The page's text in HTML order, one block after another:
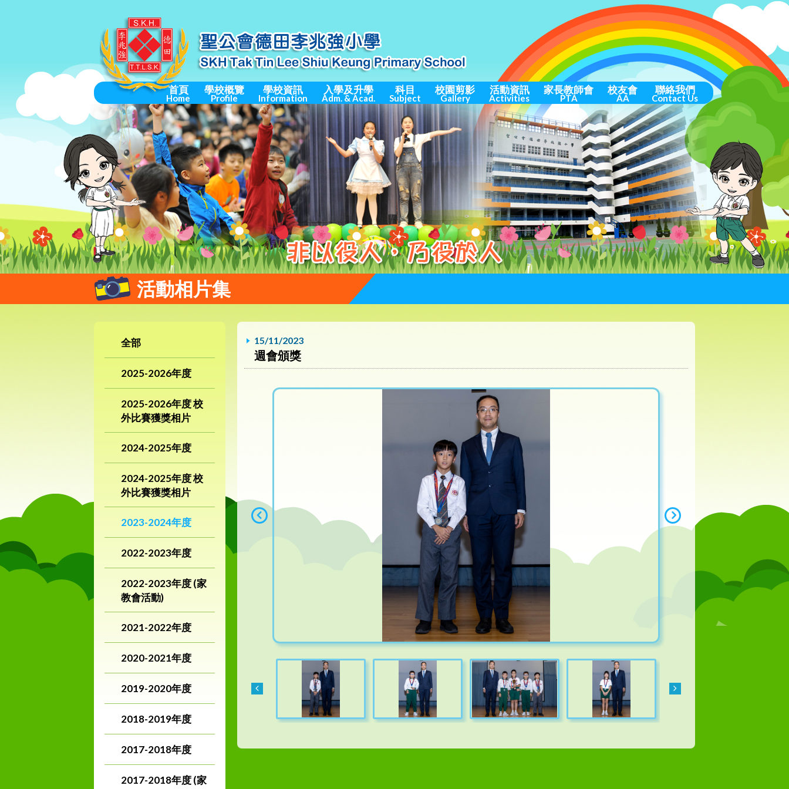
首頁
Home
學校概覽
Profile
學校資訊
Information
入學及升學
Adm. & Acad.
科目
Subject
校園剪影
Gallery
活動資訊
Activities
家長教師會
PTA
校友會
AA
聯絡我們
Contact Us
活動相片集
全部
2025-2026年度
2025-2026年度 校
外比賽獲獎相片
2024-2025年度
2024-2025年度 校
外比賽獲獎相片
2023-2024年度
2022-2023年度
2022-2023年度 (家
教會活動)
2021-2022年度
2020-2021年度
2019-2020年度
2018-2019年度
2017-2018年度
2017-2018年度 (家
15/11/2023
週會頒獎